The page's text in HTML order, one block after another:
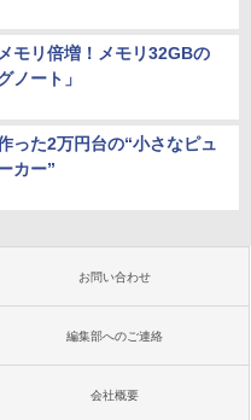
モリ倍増！メモリ32GBの
ノート」
った2万円台の“小さなピュ
カー”
お問い合わせ
編集部へのご連絡
会社概要